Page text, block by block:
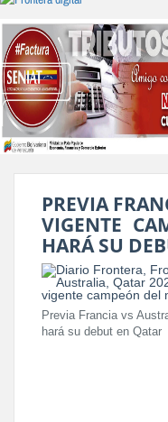
PREVIA
VIGENTE
HARÁ SU
Previa Francia vs
hará su debut en Qatar